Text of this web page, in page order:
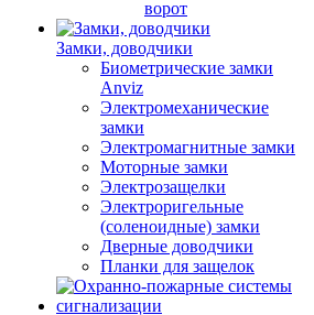
ворот
Замки, доводчики
Биометрические замки
Anviz
Электромеханические
замки
Электромагнитные замки
Моторные замки
Электрозащелки
Электроригельные
(cоленоидные) замки
Дверные доводчики
Планки для защелок